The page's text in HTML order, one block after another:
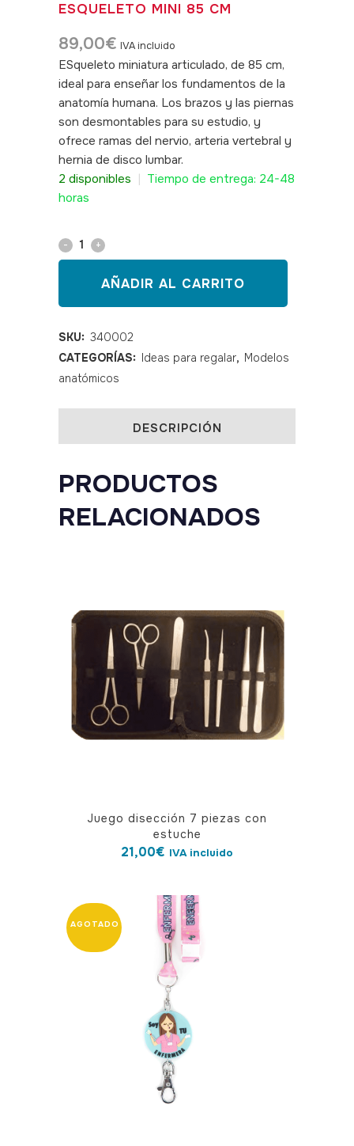
ESQUELETO MINI 85 CM
89,00€ IVA incluido
ESqueleto miniatura articulado, de 85 cm,
ideal para enseñar los fundamentos de la
anatomía humana. Los brazos y las piernas
son desmontables para su estudio, y
ofrece ramas del nervio, arteria vertebral y
hernia de disco lumbar.
2 disponibles
Tiempo de entrega: 24-48
horas
Esqueleto
85
cm
quantity
AÑADIR AL CARRITO
SKU: 340002
CATEGORÍAS: Ideas para regalar, Modelos
anatómicos
DESCRIPCIÓN
PRODUCTOS
RELACIONADOS
Juego disección 7 piezas con
estuche
21,00€ IVA incluido